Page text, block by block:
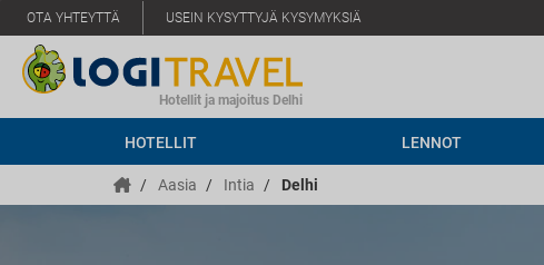
OTA YHTEYTTÄ USEIN KYSYTTYJÄ KYSYMYKSIÄ
Hotellit ja majoitus Delhi
HOTELLIT LENNOT
/ Aasia / Intia / Delhi